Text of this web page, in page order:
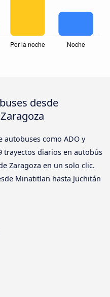
desde
autobuses como ADO y
trayectos diarios en autobús
Zaragoza en un solo clic.
Minatitlan hasta Juchitán